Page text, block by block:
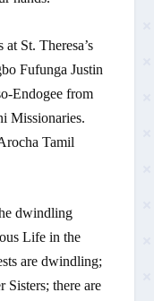
St. Theresa’s
Fufunga Justin
Endogee from
Missionaries.
Tamil
dwindling
Life in the
are dwindling;
Sisters; there are